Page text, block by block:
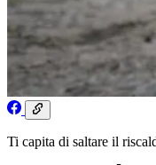
Ti capita di saltare il